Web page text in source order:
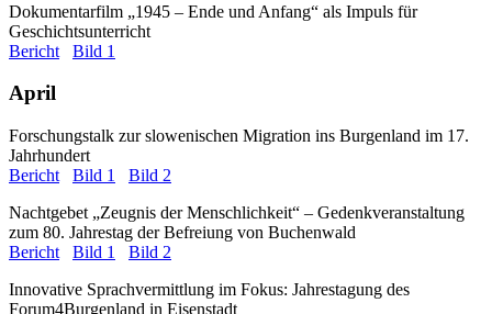
Dokumentarfilm „1945 – Ende und Anfang“ als Impuls für
Geschichtsunterricht
Bericht
Bild 1
April
Forschungstalk zur slowenischen Migration ins Burgenland im 17.
Jahrhundert
Bericht
Bild 1
Bild 2
Nachtgebet „Zeugnis der Menschlichkeit“ – Gedenkveranstaltung
zum 80. Jahrestag der Befreiung von Buchenwald
Bericht
Bild 1
Bild 2
Innovative Sprachvermittlung im Fokus: Jahrestagung des
Forum4Burgenland in Eisenstadt